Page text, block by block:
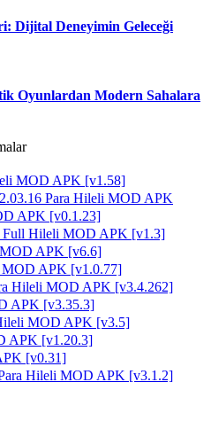
Dijital Deneyimin Geleceği
Oyunlardan Modern Sahalara
MOD APK [v1.58]
Para Hileli MOD APK
APK [v0.1.23]
Full Hileli MOD APK [v1.3]
APK [v6.6]
MOD APK [v1.0.77]
Hileli MOD APK [v3.4.262]
APK [v3.35.3]
MOD APK [v3.5]
APK [v1.20.3]
[v0.31]
Hileli MOD APK [v3.1.2]